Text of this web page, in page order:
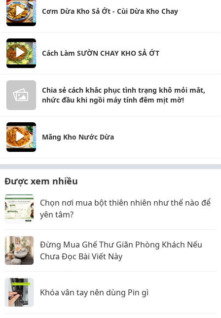
Cơm Dừa Kho Sả Ớt - Cùi Dừa Kho Chay
Cách Làm SƯỜN CHAY KHO SẢ ỚT
Chia sẻ cách khắc phục tình trạng khô mỏi mắt,
nhức đầu khi ngồi máy tính đêm mịt mờ!
Măng Kho Nước Dừa
Được xem nhiều
Chọn nơi mua bột thiên nhiên như thế nào để
yên tâm?
Đừng Mua Ghế Thư Giãn Phòng Khách Nếu
Chưa Đọc Bài Viết Này
Khóa vân tay nên dùng Pin gì